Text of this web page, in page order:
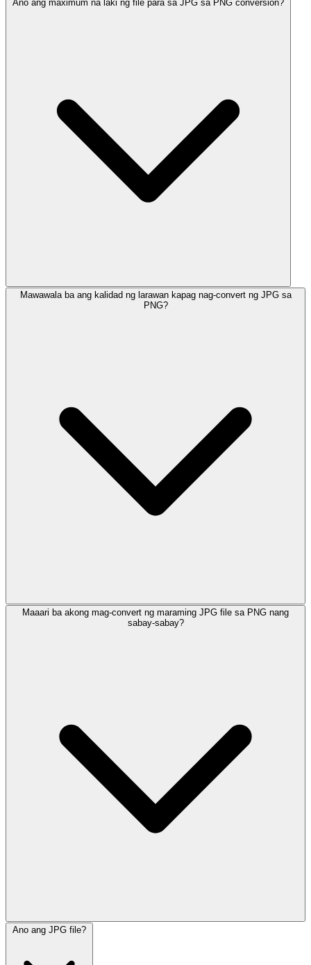
Ano ang maximum na laki ng file para sa JPG sa PNG conversion?
Mawawala ba ang kalidad ng larawan kapag nag-convert ng JPG sa
PNG?
Maaari ba akong mag-convert ng maraming JPG file sa PNG nang
sabay-sabay?
Ano ang JPG file?